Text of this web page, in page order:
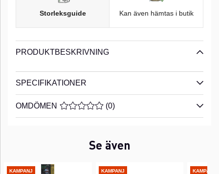
Storleksguide Kan även hämtas i butik
PRODUKTBESKRIVNING
SPECIFIKATIONER
OMDÖMEN MEDELBETYG 0 AV 5 ANTAL BETYG 0
(0)
Se även
KAMPANJ KAMPANJ KAMPANJ